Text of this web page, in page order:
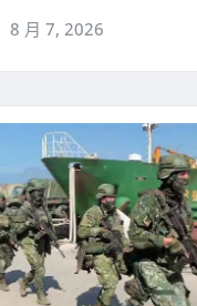
8 月 7, 2026